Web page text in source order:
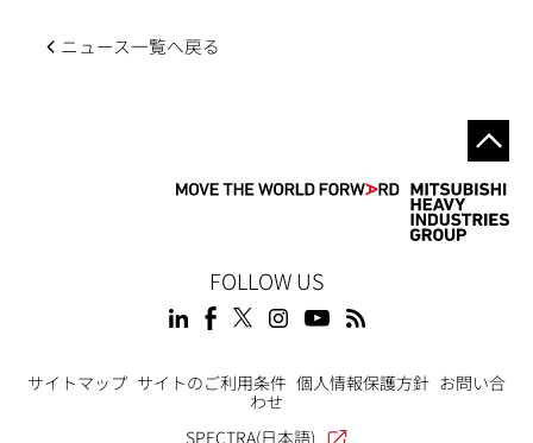
ニュース一覧へ戻る
FOLLOW US
Footer
サイトマップ サイトのご利用条件 個人情報保護方針 お問い合
わせ
SPECTRA(日本語)